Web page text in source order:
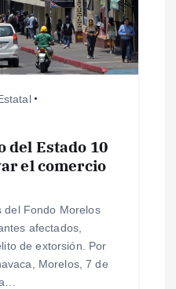
del Estado 10
el comercio
del Fondo Morelos
afectados,
de extorsión. Por
Morelos, 7 de